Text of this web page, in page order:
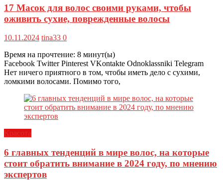
17 Масок для волос своими руками, чтобы
оживить сухие, поврежденные волосы
10.11.2024 tina33 0
Время на прочтение: 8 минут(ы)
Facebook Twitter Pinterest VKontakte Odnoklassniki Telegram
Нет ничего приятного в том, чтобы иметь дело с сухими,
ломкими волосами. Помимо того,
Красота
6 главных тенденций в мире волос, на которые
стоит обратить внимание в 2024 году, по мнению
экспертов